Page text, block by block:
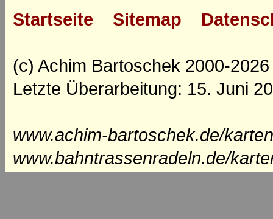
Startseite Sitemap
(c) Achim Bartoschek 2000-2026
Letzte Überarbeitung: 15. Juni
www.achim-bartoschek.de/
www.bahntrassenradeln.de/